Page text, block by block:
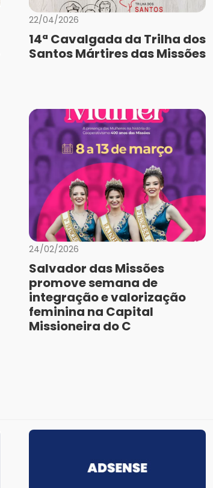
22/04/2026
14ª Cavalgada da Trilha dos
Santos Mártires das Missões
24/02/2026
Salvador das Missões
promove semana de
integração e valorização
feminina na Capital
Missioneira do C